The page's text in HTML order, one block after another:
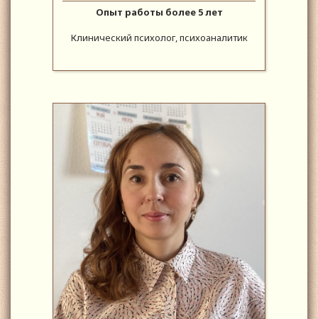
Опыт работы более 5 лет
Клинический психолог, психоаналитик